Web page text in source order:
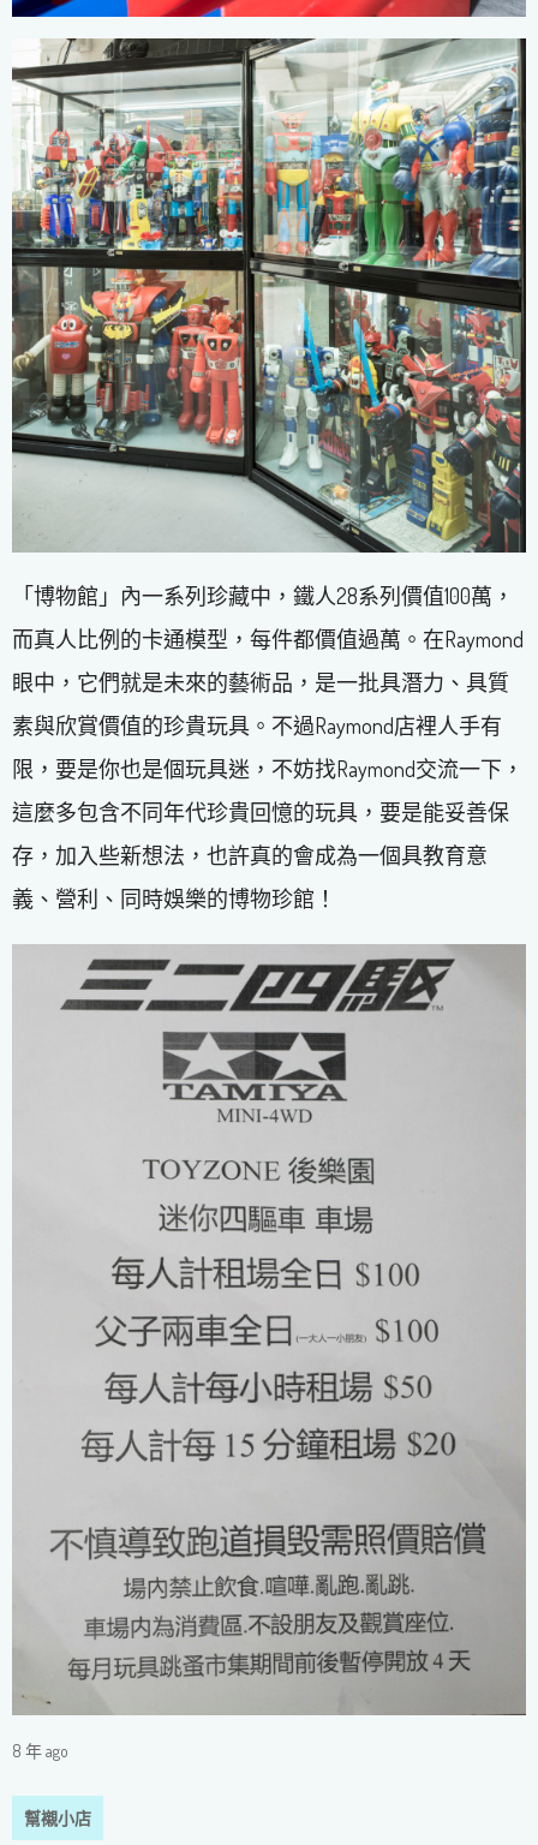
「博物館」內一系列珍藏中，鐵人28系列價值100萬，
而真人比例的卡通模型，每件都價值過萬。在Raymond
眼中，它們就是未來的藝術品，是一批具潛力、具質
素與欣賞價值的珍貴玩具。不過Raymond店裡人手有
限，要是你也是個玩具迷，不妨找Raymond交流一下，
這麼多包含不同年代珍貴回憶的玩具，要是能妥善保
存，加入些新想法，也許真的會成為一個具教育意
義、營利、同時娛樂的博物珍館！
8 年 ago
幫襯小店